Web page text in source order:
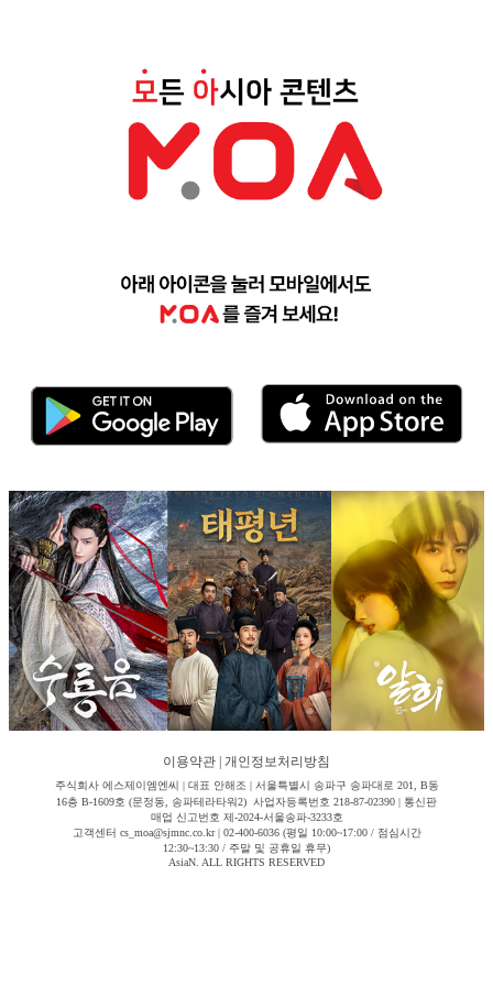
이용약관 개인정보처리방침
주식회사 에스제이엠엔씨 | 대표 안해조 | 서울특별시 송파구 송파대로 201, B동
16층 B-1609호 (문정동, 송파테라타워2) 사업자등록번호 218-87-02390 | 통신판
매업 신고번호 제-2024-서울송파-3233호
고객센터 cs_moa@sjmnc.co.kr | 02-400-6036 (평일 10:00~17:00 / 점심시간
12:30~13:30 / 주말 및 공휴일 휴무)
AsiaN. ALL RIGHTS RESERVED